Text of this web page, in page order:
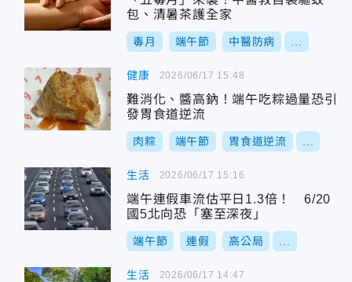
包、清暑茶護全家
毒月 端午節 中醫防病
健康
難消化、醬高鈉！端午吃粽過量恐引
發胃食道逆流
肉粽 端午節 胃食道逆流
2026/06/17 15:48
生活
端午連假車流估平日1.3倍！ 6/20
國5北向恐「塞至深夜」
端午節 連假 高公局
2026/06/17 15:16
生活 2026/06/17 14:47